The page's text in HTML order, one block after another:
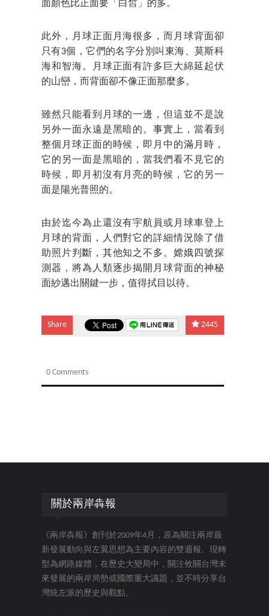
面顏色比正面要「白皙」的多。
此外，月球正面月海很多，而月球背面卻
只有3個，它們的名字分別叫東海、莫斯科
海和智海。月球正面有許多巨大綿延起伏
的山巒，而背面卻不像正面那麼多。
雖然只能看到月球的一邊，但這並不是說
另外一面永遠是黑暗的。事實上，當看到
整個月球正面的時候，即月中的滿月時，
它的另一面是黑暗的，當我們看不見它的
時候，即月初沒有月亮的時候，它的另一
面是陽光普照的。
由於迄今為止還沒有宇航員或月球車登上
月球的背面，人們對它的詳細情況除了借
助照片判斷，其他知之不多。嫦娥四號探
測器，將為人類逐步揭開月球背面的神秘
面紗邁出關鍵一步，值得拭目以待。
Share 2445
0 Comments
關於兩岸犇報
《兩岸犇報》創刊於2009年4月，原為關注兩岸最
新發展動向與左翼思想為主要內容的雙週報。現轉
型為網路媒體，在歷史大變局中，關注攸關台灣未
來發展的兩岸局勢或國際重大議題，並不時分享台
灣統左派的歷史與觀點。